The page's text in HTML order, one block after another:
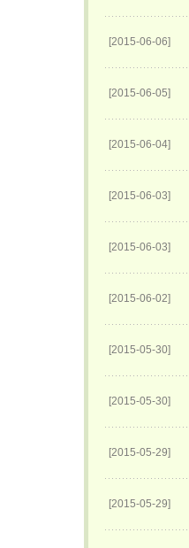
[2015-06-06]
[2015-06-05]
[2015-06-04]
[2015-06-03]
[2015-06-03]
[2015-06-02]
[2015-05-30]
[2015-05-30]
[2015-05-29]
[2015-05-29]